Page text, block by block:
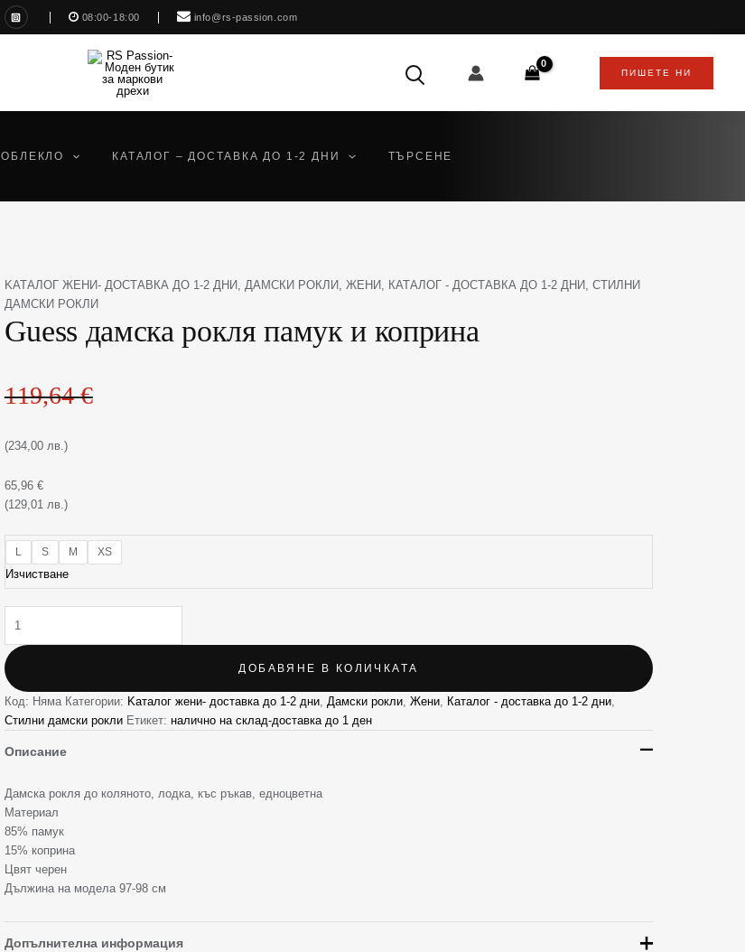
08:00-18:00 info@rs-passion.com
ПИШЕТЕ НИ
ОБЛЕКЛО КАТАЛОГ – ДОСТАВКА ДО 1-2 ДНИ ТЪРСЕНЕ
KАТАЛОГ ЖЕНИ- ДОСТАВКА ДО 1-2 ДНИ, ДАМСКИ РОКЛИ, ЖЕНИ, КАТАЛОГ - ДОСТАВКА ДО 1-2 ДНИ, СТИЛНИ
ДАМСКИ РОКЛИ
Guess дамска рокля памук и коприна
119,64€
(234,00 лв.)
Original
price
was:
119,64 €(234,00
65,96 €
(129,01 лв.)
Текущата
цена
е:
65,96 €(129,01
L S M XS
Изчистване
количество
за
Guess
дамска
и
ДОБАВЯНЕ В КОЛИЧКАТА
Код: Няма Категории: Kаталог жени- доставка до 1-2 дни, Дамски рокли, Жени, Каталог - доставка до 1-2 дни,
Стилни дамски рокли Етикет: налично на склад-доставка до 1 ден
Описание
Дамска рокля до коляното, лодка, къс ръкав, едноцветна
Материал
85% памук
15% коприна
Цвят черен
Дължина на модела 97-98 см
Допълнителна информация